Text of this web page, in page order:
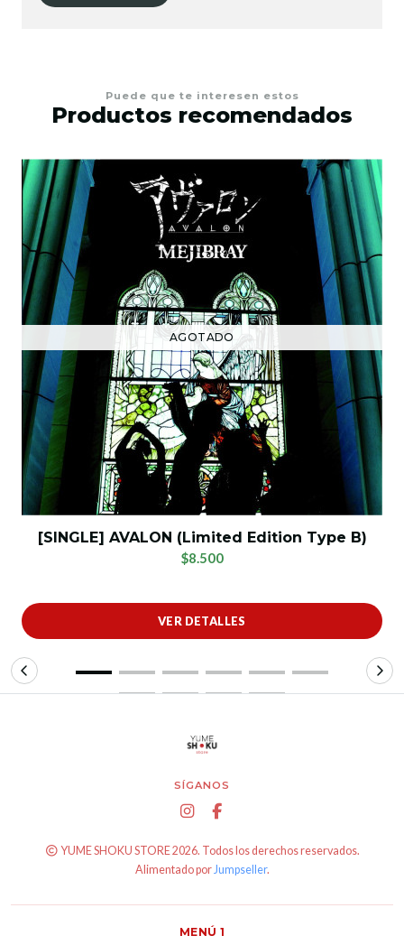
Puede que te interesen estos
Productos recomendados
AGOTADO
[SINGLE] AVALON (Limited Edition Type B)
$8.500
VER DETALLES
SÍGANOS
YUME SHOKU STORE 2026. Todos los derechos reservados.
Alimentado porJumpseller.
MENÚ 1